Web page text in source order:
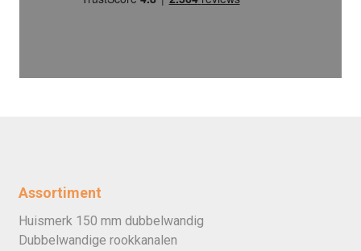
Assortiment
Huismerk 150 mm dubbelwandig
Dubbelwandige rookkanalen